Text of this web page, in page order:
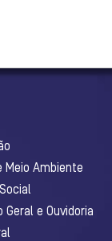
Meio Ambiente
e Ouvidoria